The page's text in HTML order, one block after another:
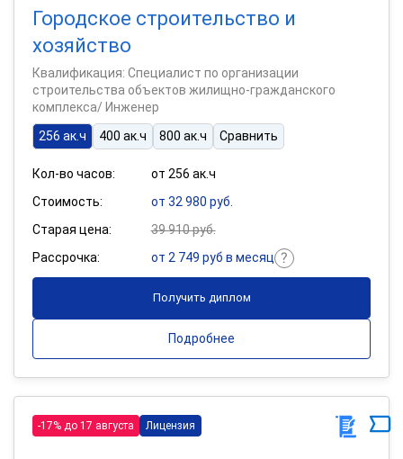
Городское строительство и
хозяйство
Квалификация: Специалист по организации
строительства объектов жилищно-гражданского
комплекса/ Инженер
256 ак.ч
400 ак.ч 800 ак.ч Сравнить
Кол-во часов:
от 256 ак.ч
Стоимость:
от 32 980 руб.
Старая цена:
39 910 руб.
Рассрочка:
от 2 749 руб в месяц
Получить диплом
Подробнее
-17% до 17 августа Лицензия